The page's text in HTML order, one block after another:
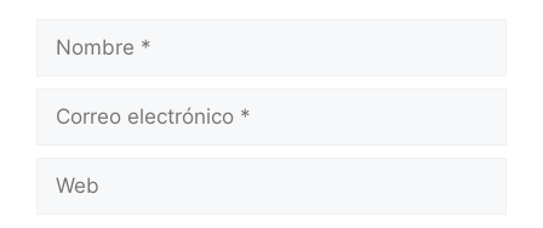
Nombre
Correo
Web